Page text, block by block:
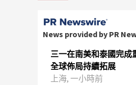
News provided by PR
三一在南美和泰國完成
全球佈局持續拓展
上海, 一小時前